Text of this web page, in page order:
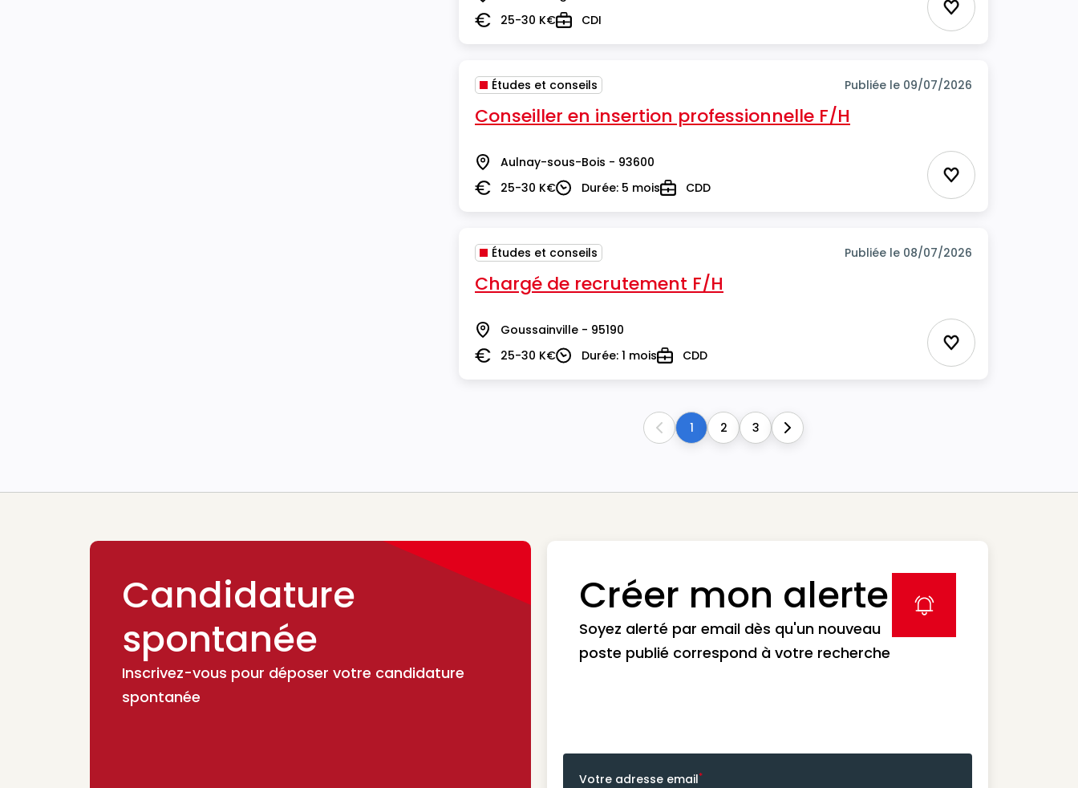
Salaire25-30 K€TypeCDI Ajouter aux
Études et conseils Publiée le 09/07/2026
Conseiller en insertion professionnelle F/H
Lieu Aulnay-sous-Bois - 93600
Salaire25-30 K€DuréeDurée: 5 moisTypeCDD Ajouter aux
Études et conseils Publiée le 08/07/2026
Chargé de recrutement F/H
Lieu Goussainville - 95190
Salaire25-30 K€DuréeDurée: 1 moisTypeCDD Ajouter aux
Previous
1 2 3 Next
Candidature
spontanée
Inscrivez-vous pour déposer votre candidature
spontanée
Créer mon alerte
Soyez alerté par email dès qu'un nouveau
poste publié correspond à votre recherche
label icon
Votre adresse email*